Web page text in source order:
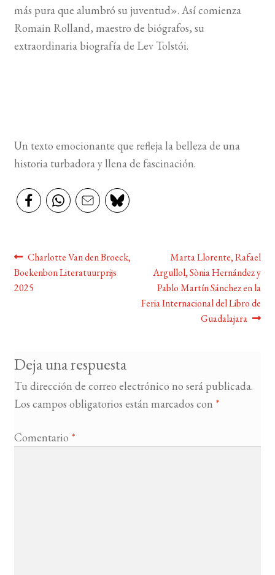
BUSCAR
LISTA DE LIBROS
más pura que alumbró su juventud». Así comienza
Romain Rolland, maestro de biógrafos, su
extraordinaria biografía de Lev Tolstói.
Un texto emocionante que refleja la belleza de una
historia turbadora y llena de fascinación.
Navegación
de
Anterior:
Charlotte Van den Broeck,
Boekenbon Literatuurprijs
2025
Siguiente:
Marta Llorente, Rafael
Argullol, Sònia Hernández y
Pablo Martín Sánchez en la
Feria Internacional del Libro de
Guadalajara
Deja una respuesta
Tu dirección de correo electrónico no será publicada.
Los campos obligatorios están marcados con *
Comentario *